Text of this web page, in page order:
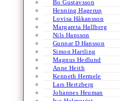
Bo Gustavsson
Henning Hagerup
Lovisa Håkansson
Margareta Hallberg
Nils Hansson
Gunnar D Hansson
Simon Hartling
Magnus Hedlund
Anne Heith
Kenneth Hermele
Lars Hertzberg
Johannes Heuman